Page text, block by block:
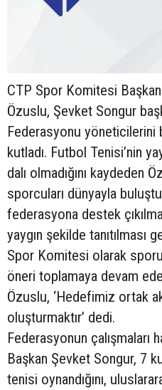
CTP Spor Komitesi
Özuslu, Şevket Songur
Federasyonu yöneticilerini
kutladı. Futbol Tenisi’nin
dalı olmadığını kaydeden
sporcuları dünyayla
federasyona destek
yaygın şekilde tanıtılması
Spor Komitesi olarak
öneri toplamaya devam
Özuslu, ‘Hedefimiz ortak
oluşturmaktır’ dedi.
Federasyonun çalışmaları
Başkan Şevket Songur, 7
tenisi oynandığını,